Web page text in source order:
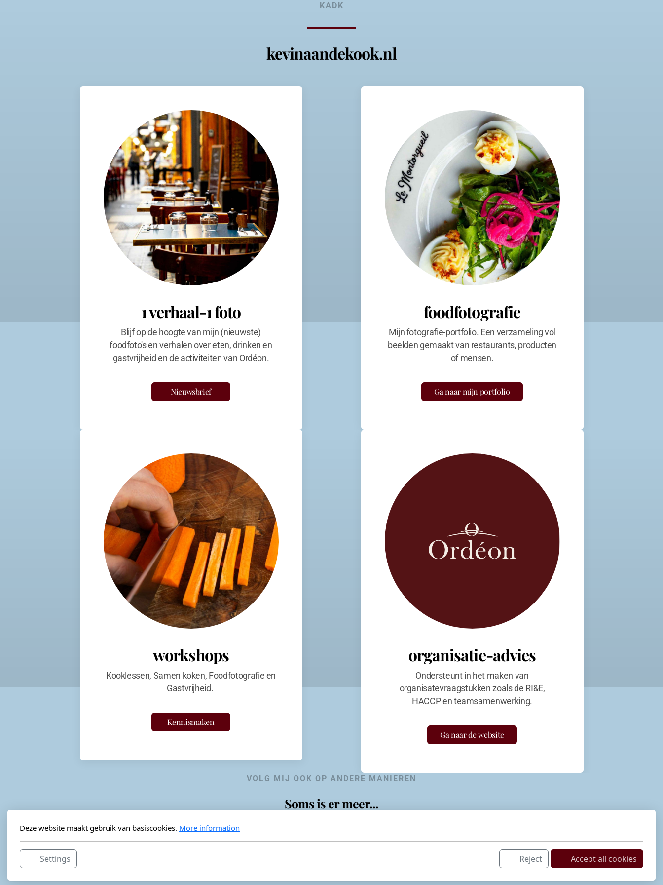
KADK
kevinaandekook.nl
1 verhaal-1 foto
Blijf op de hoogte van mijn (nieuwste)
foodfoto's en verhalen over eten, drinken en
gastvrijheid en de activiteiten van Ordéon.
Nieuwsbrief
foodfotografie
Mijn fotografie-portfolio. Een verzameling vol
beelden gemaakt van restaurants, producten
of mensen.
Ga naar mijn portfolio
workshops
Kooklessen, Samen koken, Foodfotografie en
Gastvrijheid.
Kennismaken
organisatie-advies
Ondersteunt in het maken van
organisatevraagstukken zoals de RI&E,
HACCP en teamsamenwerking.
Ga naar de website
VOLG MIJ OOK OP ANDERE MANIEREN
Soms is er meer...
Deze website maakt gebruik van basiscookies. More information
Settings Reject Accept all cookies